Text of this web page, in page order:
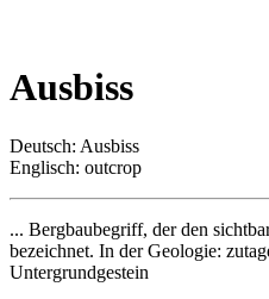
Ausbiss
Deutsch: Ausbiss
Englisch: outcrop
... Bergbaubegriff, der den
bezeichnet. In der Geologie:
Untergrundgestein